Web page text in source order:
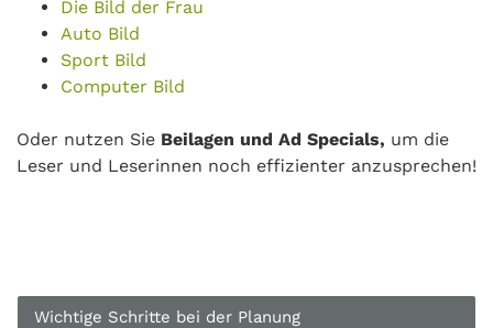
Die Bild der Frau
Auto Bild
Sport Bild
Computer Bild
Oder nutzen Sie Beilagen und Ad Specials, um die
Leser und Leserinnen noch effizienter anzusprechen!
Wichtige Schritte bei der Planung